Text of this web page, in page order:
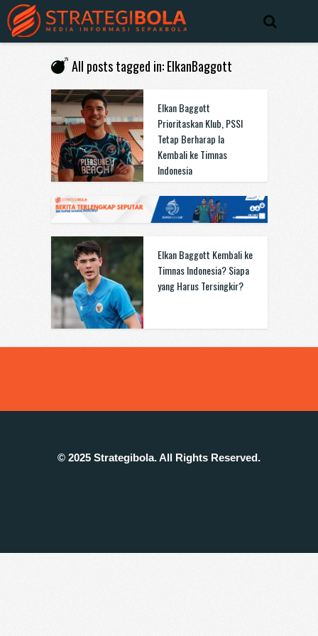
All posts tagged in: ElkanBaggott
Elkan Baggott
Prioritaskan Klub, PSSI
Tetap Berharap Ia
Kembali ke Timnas
Indonesia
Elkan Baggott Kembali ke
Timnas Indonesia? Siapa
yang Harus Tersingkir?
© 2025 Strategibola. All Rights Reserved.